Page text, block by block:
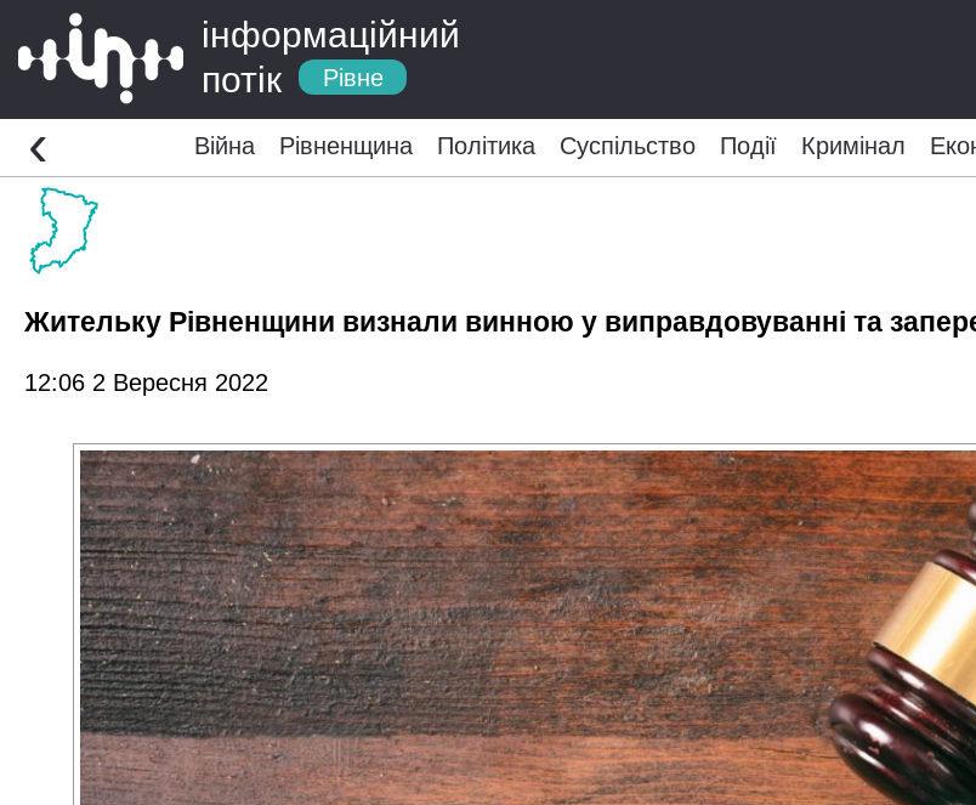
інформаційний
потік
Рівне
Війна Рівненщина Політика Суспільство Події Кримінал
‹
Жительку Рівненщини визнали винною у виправдовуванні та
12:06 2 Вересня 2022